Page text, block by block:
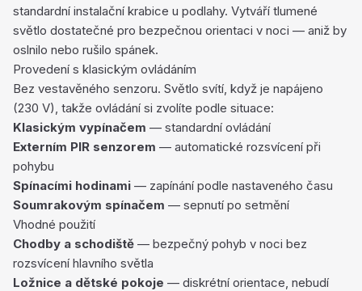
standardní instalační krabice u podlahy. Vytváří tlumené
světlo dostatečné pro bezpečnou orientaci v noci — aniž by
oslnilo nebo rušilo spánek.
Provedení s klasickým ovládáním
Bez vestavěného senzoru. Světlo svítí, když je napájeno
(230 V), takže ovládání si zvolíte podle situace:
Klasickým vypínačem — standardní ovládání
Externím PIR senzorem — automatické rozsvícení při
pohybu
Spínacími hodinami — zapínání podle nastaveného času
Soumrakovým spínačem — sepnutí po setmění
Vhodné použití
Chodby a schodiště — bezpečný pohyb v noci bez
rozsvícení hlavního světla
Ložnice a dětské pokoje — diskrétní orientace, nebudí